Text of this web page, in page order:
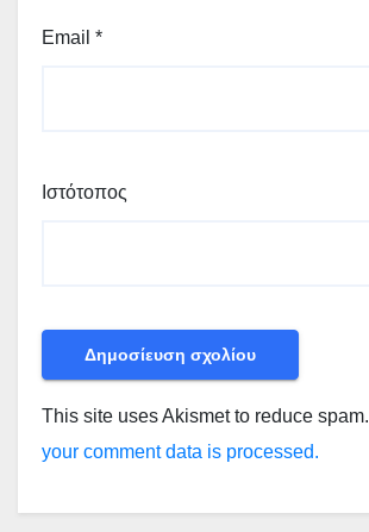
Email *
Ιστότοπος
This site uses Akismet to reduce spam.
your comment data is processed.